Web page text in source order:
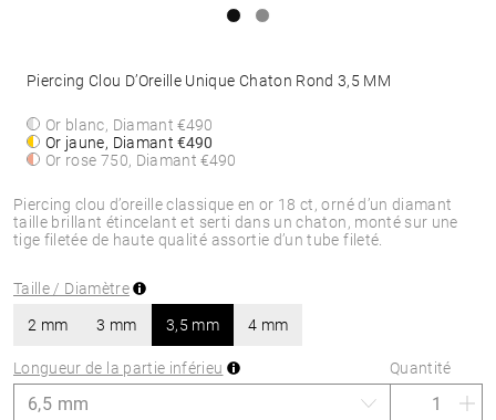
Piercing clou d’oreille classique en or 18 ct, orné d’un diamant
taille brillant étincelant et serti dans un chaton, monté sur une
tige filetée de haute qualité assortie d’un tube fileté.
Piercing Clou D’Oreille Unique Chaton Rond 3,5 MM
Or blanc, Diamant€490
Or jaune, Diamant€490
Or rose 750, Diamant€490
Taille / Diamètre
2 mm 3 mm 3,5 mm 4 mm
Longueur de la partie inférieu Quantité